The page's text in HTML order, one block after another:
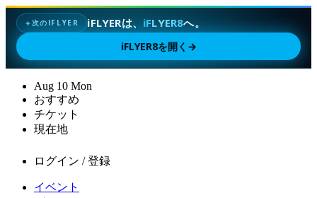
✦次のIFLYER iFLYERは、iFLYER8へ。
iFLYER8を開く →
Aug 10 Mon
おすすめ
チケット
現在地
ログイン / 登録
イベント